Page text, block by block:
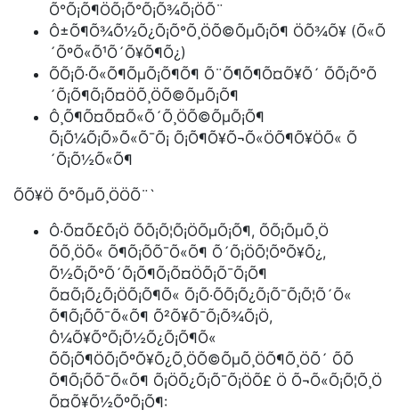
Õ°Õ¡Õ¶ÖÕ¡Õ°Õ¡Õ¾Õ¡ÖÕ¨
Ô±Õ¶Õ¾Õ½Õ¿Õ¡Õ°Õ¸ÖÕ©ÕµÕ¡Õ¶ ÖÕ¾Õ¥ (Õ«Õ
´ÕºÕ«Õ¹Õ´Õ¥Õ¶Õ¿)
ÕÕ¡Õ·Õ«Õ¶ÕµÕ¡Õ¶Õ¶ Õ¨Õ¶Õ¶Õ¤Õ¥Õ´ ÕÕ¡Õ°Õ
´Õ¡Õ¶Õ¡Õ¤ÖÕ¸ÖÕ©ÕµÕ¡Õ¶
Ô¸Õ¶Õ¤Õ¤Õ«Õ´Õ¸ÖÕ©ÕµÕ¡Õ¶
Õ¡Õ¼Õ¡Õ»Õ«Õ¯Õ¡ Õ¡Õ¶Õ¥Õ¬Õ«ÖÕ¶Õ¥ÖÕ« Õ
´Õ¡Õ½Õ«Õ¶
ÕÕ¥Ö Õ°ÕµÕ¸ÖÖÕ¨`
Ô·Õ¤Õ£Õ¡Ö ÕÕ¡Õ¦Õ¡ÖÕµÕ¡Õ¶, ÕÕ¡ÕµÕ¸Ö
ÕÕ¸ÖÕ« Õ¶Õ¡Õ­Õ¯Õ«Õ¶ Õ´Õ¡ÖÕ¦ÕºÕ¥Õ¿,
Õ½Õ¡Õ°Õ´Õ¡Õ¶Õ¡Õ¤ÖÕ¡Õ¯Õ¡Õ¶
Õ¤Õ¡Õ¿Õ¡ÖÕ¡Õ¶Õ« Õ¡Õ·Õ­Õ¡Õ¿Õ¡Õ¯Õ¡Õ¦Õ´Õ«
Õ¶Õ¡Õ­Õ¯Õ«Õ¶ Õ²Õ¥Õ¯Õ¡Õ¾Õ¡Ö,
Ô¼Õ¥Õ°Õ¡Õ½Õ¿Õ¡Õ¶Õ«
ÕÕ¡Õ¶ÖÕ¡ÕºÕ¥Õ¿Õ¸ÖÕ©ÕµÕ¸ÖÕ¶Õ¸ÖÕ´ ÕÕ
Õ¶Õ¡Õ­Õ¯Õ«Õ¶ Õ¡ÖÕ¿Õ¡Õ¯Õ¡ÖÕ£ Ö Õ¬Õ«Õ¡Õ¦Õ¸Ö
Õ¤Õ¥Õ½ÕºÕ¡Õ¶: